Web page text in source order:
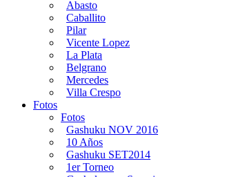
Abasto
Caballito
Pilar
Vicente Lopez
La Plata
Belgrano
Mercedes
Villa Crespo
Fotos
Fotos
Gashuku NOV 2016
10 Años
Gashuku SET2014
1er Torneo